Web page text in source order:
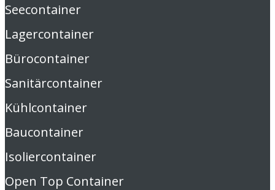
Seecontainer
Lagercontainer
Bürocontainer
Sanitärcontainer
Kühlcontainer
Baucontainer
Isoliercontainer
Open Top Container